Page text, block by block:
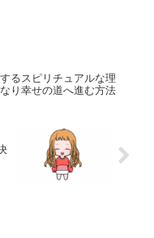
るスピリチュアルな理
り幸せの道へ進む方法